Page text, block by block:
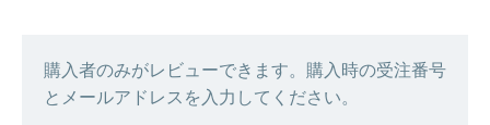
購入者のみがレビューできます。購入時の受注番号
とメールアドレスを入力してください。